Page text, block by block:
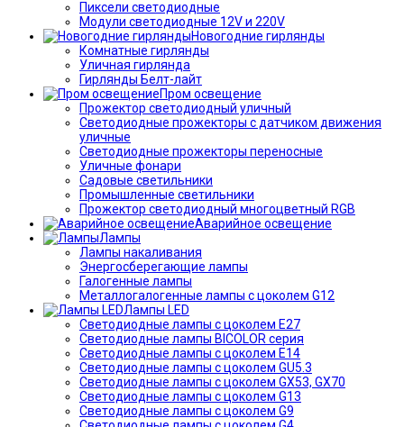
Пиксели светодиодные
Модули светодиодные 12V и 220V
Новогодние гирлянды
Комнатные гирлянды
Уличная гирлянда
Гирлянды Белт-лайт
Пром освещение
Прожектор светодиодный уличный
Светодиодные прожекторы с датчиком движения
уличные
Светодиодные прожекторы переносные
Уличные фонари
Садовые светильники
Промышленные светильники
Прожектор светодиодный многоцветный RGB
Аварийное освещение
Лампы
Лампы накаливания
Энергосберегающие лампы
Галогенные лампы
Металлогалогенные лампы с цоколем G12
Лампы LED
Светодиодные лампы с цоколем E27
Светодиодные лампы BICOLOR серия
Светодиодные лампы с цоколем E14
Светодиодные лампы с цоколем GU5.3
Светодиодные лампы с цоколем GX53, GX70
Светодиодные лампы с цоколем G13
Светодиодные лампы с цоколем G9